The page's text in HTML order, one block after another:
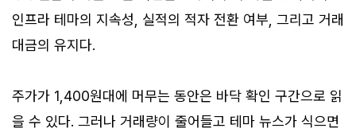
인프라 테마의 지속성, 실적의 적자 전환 여부, 그리고 거래
대금의 유지다.
주가가 1,400원대에 머무는 동안은 바닥 확인 구간으로 읽
을 수 있다. 그러나 거래량이 줄어들고 테마 뉴스가 식으면